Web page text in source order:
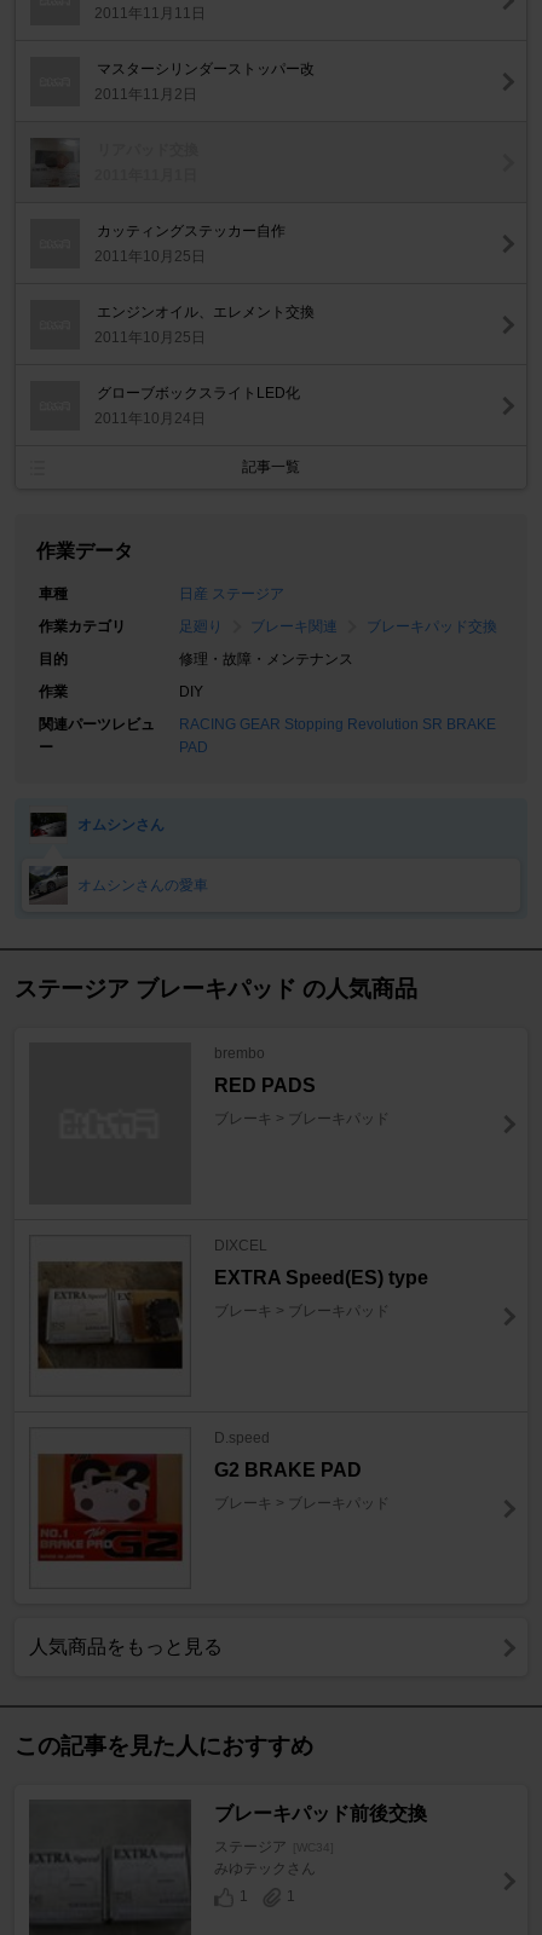
2011年11月11日
マスターシリンダーストッパー改
2011年11月2日
カッティングステッカー自作
2011年10月25日
エンジンオイル、エレメント交換
2011年10月25日
グローブボックスライトLED化
2011年10月24日
記事一覧
作業データ
車種
日産 ステージア
作業カテゴリ
足廻り ブレーキ関連
ブレーキパッド交換
目的
修理・故障・メンテナンス
作業
DIY
関連パーツレビュ
ー
RACING GEAR Stopping Revolution SR BRAKE
PAD
オムシンさん
オムシンさんの愛車
ステージア ブレーキパッド の人気商品
brembo
RED PADS
ブレーキ > ブレーキパッド
DIXCEL
EXTRA Speed(ES) type
ブレーキ > ブレーキパッド
D.speed
G2 BRAKE PAD
ブレーキ > ブレーキパッド
人気商品をもっと見る
この記事を見た人におすすめ
ブレーキパッド前後交換
ステージア [WC34]
みゆテックさん
1
1